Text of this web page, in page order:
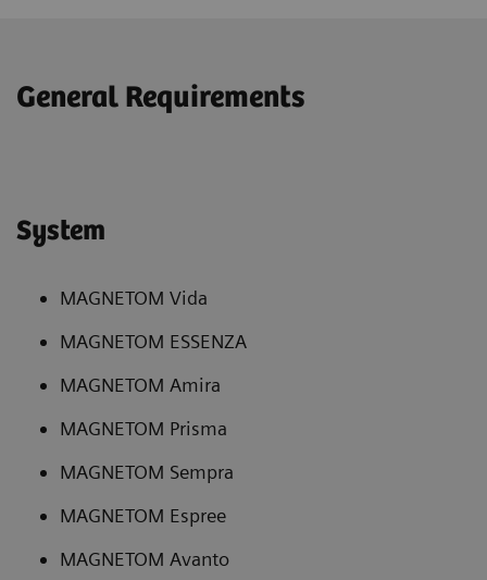
General Requirements
System
MAGNETOM Vida
MAGNETOM ESSENZA
MAGNETOM Amira
MAGNETOM Prisma
MAGNETOM Sempra
MAGNETOM Espree
MAGNETOM Avanto